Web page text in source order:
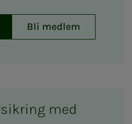
Bli medlem
med